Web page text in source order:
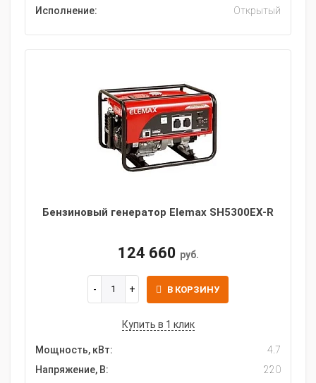
Исполнение:
Открытый
Бензиновый генератор Elemax SH5300EX-R
124 660 руб.
В КОРЗИНУ
Купить в 1 клик
Мощность, кВт:
4.7
Напряжение, В:
220